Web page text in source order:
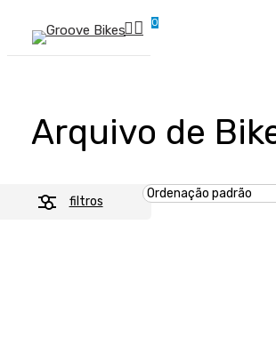
main
Buscar..
account
0
Arquivo de
filtros